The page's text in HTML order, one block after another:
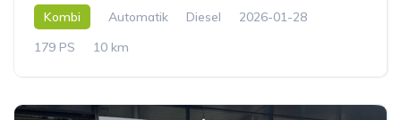
Kombi Automatik Diesel
2026-01-28
179 PS
10 km